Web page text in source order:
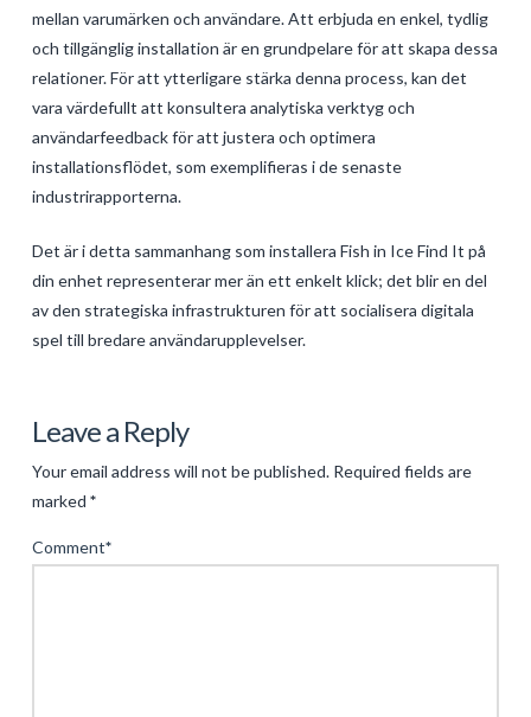
mellan varumärken och användare. Att erbjuda en enkel, tydlig
och tillgänglig installation är en grundpelare för att skapa dessa
relationer. För att ytterligare stärka denna process, kan det
vara värdefullt att konsultera analytiska verktyg och
användarfeedback för att justera och optimera
installationsflödet, som exemplifieras i de senaste
industrirapporterna.
Det är i detta sammanhang som installera Fish in Ice Find It på
din enhet representerar mer än ett enkelt klick; det blir en del
av den strategiska infrastrukturen för att socialisera digitala
spel till bredare användarupplevelser.
Teknologins
Expanderande
Landskap:
Digitala
Leave a Reply
Your email address will not be published. Required fields are
marked *
Comment*